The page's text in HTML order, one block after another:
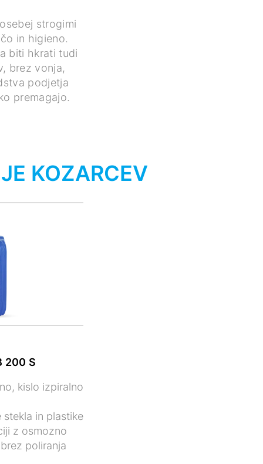
strogimi
in higieno.
biti hkrati tudi
brez vonja,
podjetja
premagajo.
KOZARCEV
200 S
kislo izpiralno
in plastike
z osmozno
poliranja